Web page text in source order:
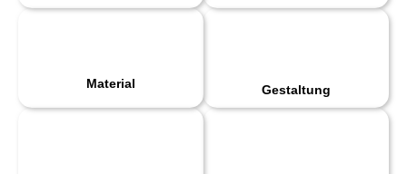
Material Gestaltung